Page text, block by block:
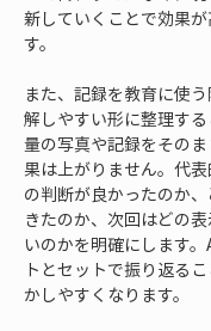
新していくことで効果
す。
また、記録を教育に使
解しやすい形に整理す
量の写真や記録をその
果は上がりません。代
の判断が良かったのか
きたのか、次回はどの
いのかを明確にします
トとセットで振り返る
かしやすくなります。